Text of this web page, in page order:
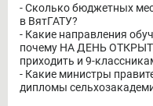
- Сколько бюджетных
в ВятГАТУ?
- Какие направления
почему НА ДЕНЬ
приходить и 9-
- Какие министры
дипломы